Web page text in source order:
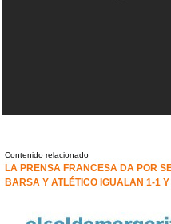
Contenido relacionado
LA PRENSA FRANCESA DA POR
BARSA Y ATLÉTICO IGUALAN 1-1